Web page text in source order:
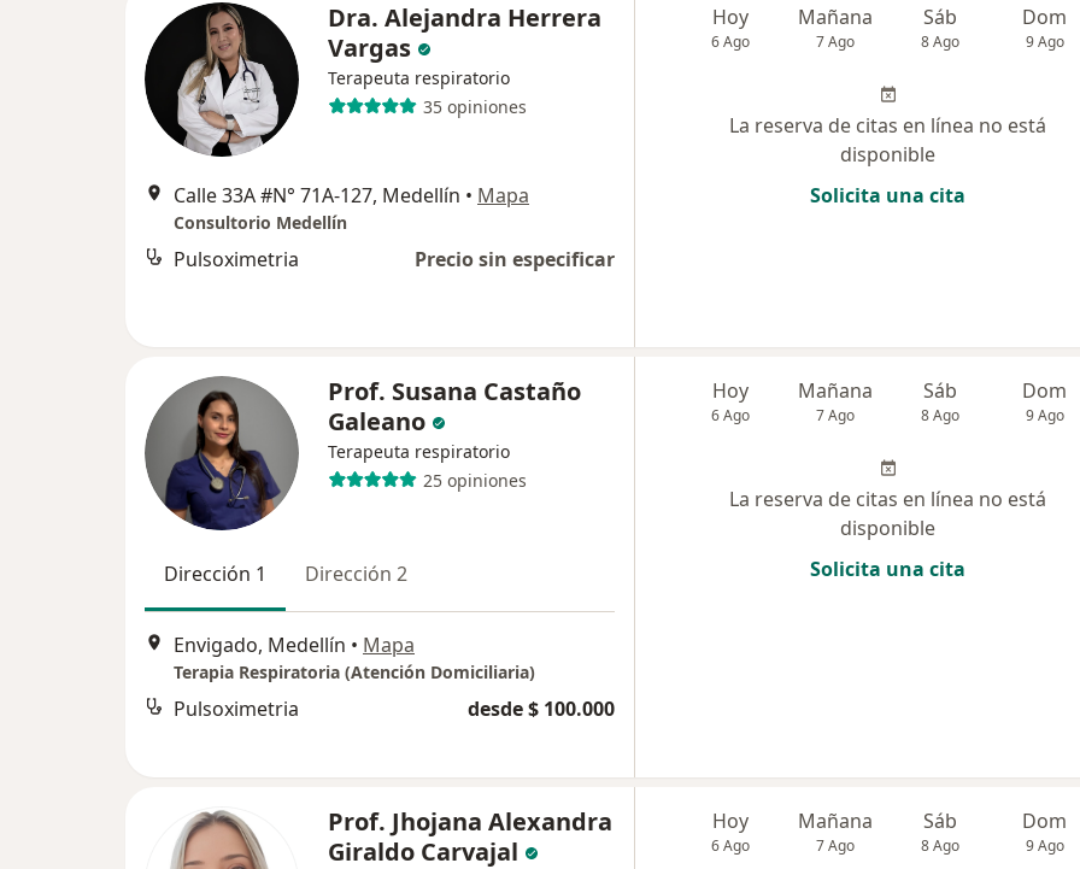
Dra. Alejandra Herrera
Vargas
Terapeuta respiratorio
35 opiniones
Calle 33A #N° 71A-127, Medellín • Mapa
Consultorio Medellín
Pulsoximetria Precio sin especificar
Hoy
6 Ago
Mañana
7 Ago
Sáb
8 Ago
Dom
9 Ago
La reserva de citas en línea no está
disponible
Solicita una cita
Prof. Susana Castaño
Galeano
Terapeuta respiratorio
25 opiniones
Dirección 1 Dirección 2
Envigado, Medellín • Mapa
Terapia Respiratoria (Atención Domiciliaria)
Pulsoximetria desde $ 100.000
Hoy
6 Ago
Mañana
7 Ago
Sáb
8 Ago
Dom
9 Ago
La reserva de citas en línea no está
disponible
Solicita una cita
Prof. Jhojana Alexandra
Giraldo Carvajal
Hoy
6 Ago
Mañana
7 Ago
Sáb
8 Ago
Dom
9 Ago